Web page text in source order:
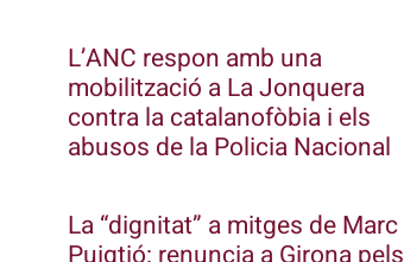
L’ANC respon amb una
mobilització a La Jonquera
contra la catalanofòbia i els
abusos de la Policia Nacional
La “dignitat” a mitges de Marc